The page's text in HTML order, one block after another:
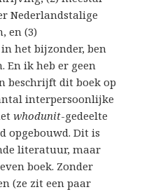
Nederlandstalige
en (3)
het bijzonder, ben
En ik heb er geen
beschrijft dit boek op
interpersoonlijke
whodunit-gedeelte
opgebouwd. Dit is
literatuur, maar
boek. Zonder
(ze zit een paar